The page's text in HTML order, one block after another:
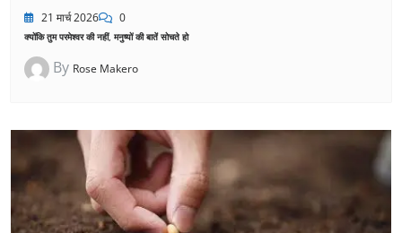
21 मार्च 2026 0
क्योंकि तुम परमेश्वर की नहीं, मनुष्यों की बातें सोचते हो
By Rose Makero